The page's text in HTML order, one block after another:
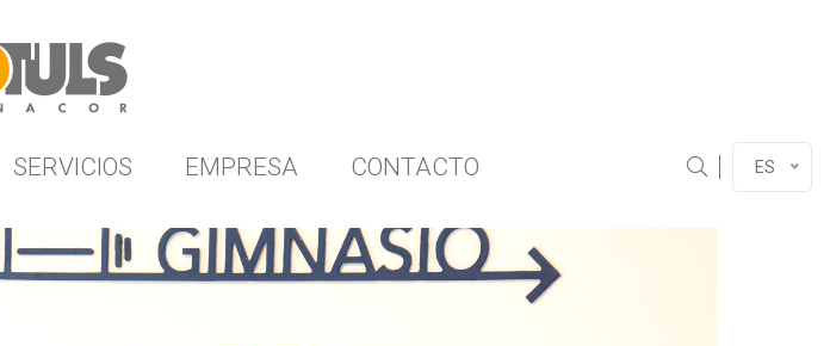
SERVICIOS EMPRESA CONTACTO Buscar ES